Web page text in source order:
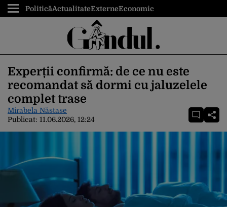
PoliticăActualitateExterneEconomic
Experții confirmă: de ce nu este
recomandat să dormi cu jaluzelele
complet trase
Mirabela Năstase
Publicat: 11.06.2026, 12:24